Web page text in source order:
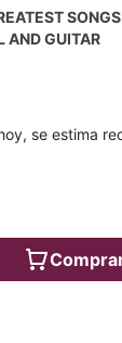
AND GUITAR
se estima